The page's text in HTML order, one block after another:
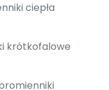
ciepła
krótkofalowe